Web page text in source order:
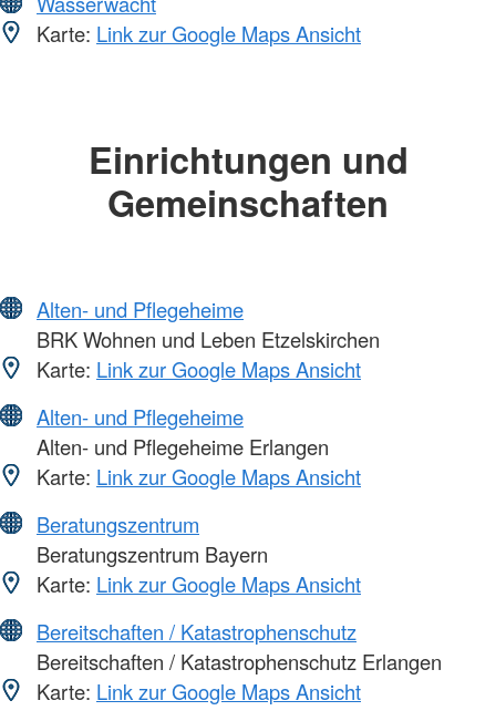
Karte: Link zur Google Maps Ansicht
Einrichtungen und
Gemeinschaften
Alten- und Pflegeheime
BRK Wohnen und Leben Etzelskirchen
Karte: Link zur Google Maps Ansicht
Alten- und Pflegeheime
Alten- und Pflegeheime Erlangen
Karte: Link zur Google Maps Ansicht
Beratungszentrum
Beratungszentrum Bayern
Karte: Link zur Google Maps Ansicht
Bereitschaften / Katastrophenschutz
Bereitschaften / Katastrophenschutz Erlangen
Karte: Link zur Google Maps Ansicht